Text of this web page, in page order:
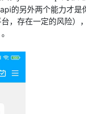
的另外两个能力才是
，存在一定的风险